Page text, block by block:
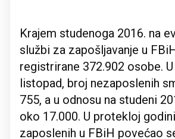
Krajem studenoga 2016. na
službi za zapošljavanje u
registrirane 372.902 osobe.
listopad, broj nezaposlenih
755, a u odnosu na studeni
oko 17.000. U protekloj
zaposlenih u FBiH povećao